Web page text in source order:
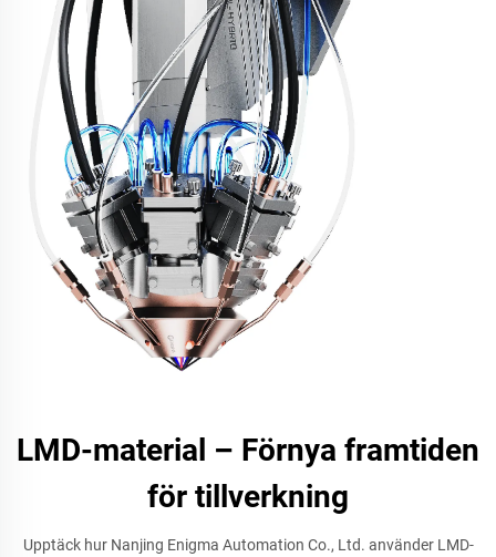
LMD-material – Förnya framtiden
för tillverkning
Upptäck hur Nanjing Enigma Automation Co., Ltd. använder LMD-